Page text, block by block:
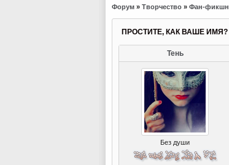
Форум » Творчество » Фан-фикшн
ПРОСТИТЕ, КАК ВАШЕ ИМЯ?
Тень
Без души